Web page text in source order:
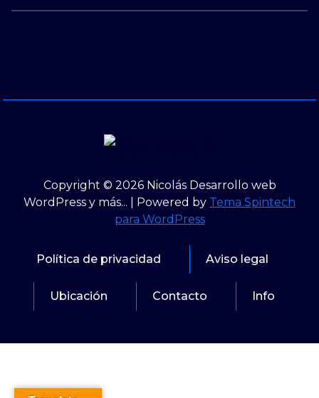
Copyright © 2026 Nicolás Desarrollo web
WordPress y más... | Powered by Tema Spintech
para WordPress
Política de privacidad Aviso legal
Ubicación Contacto Info